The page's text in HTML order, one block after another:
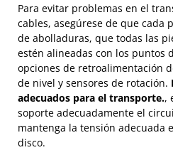
Para evitar problemas en el
cables, asegúrese de que cada
de abolladuras, que todas las
estén alineadas con los puntos
opciones de retroalimentación
de nivel y sensores de rotación.
adecuados para el transporte.,
soporte adecuadamente el
mantenga la tensión adecuada
disco.